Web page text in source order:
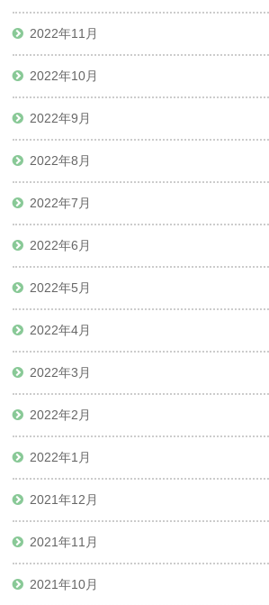
2022年11月
2022年10月
2022年9月
2022年8月
2022年7月
2022年6月
2022年5月
2022年4月
2022年3月
2022年2月
2022年1月
2021年12月
2021年11月
2021年10月